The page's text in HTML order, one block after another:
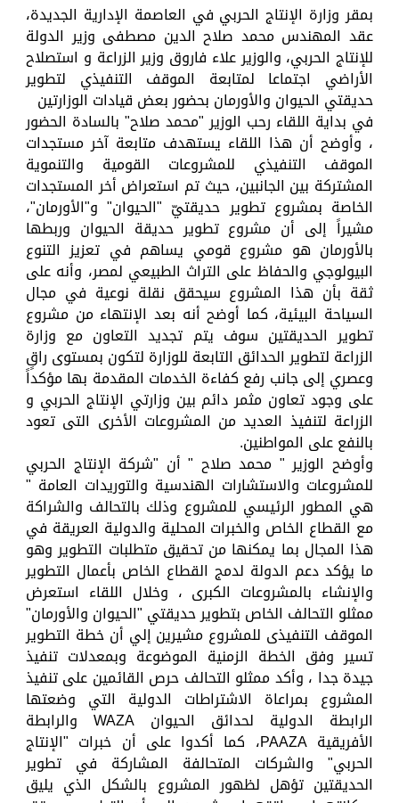
بمقر وزارة الإنتاج الحربي في العاصمة الإدارية الجديدة،
عقد المهندس محمد صلاح الدين مصطفى وزير الدولة
للإنتاج الحربي، والوزير علاء فاروق وزير الزراعة و استصلاح
الأراضي اجتماعا لمتابعة الموقف التنفيذي لتطوير
حديقتي الحيوان والأورمان بحضور بعض قيادات الوزارتين
في بداية اللقاء رحب الوزير "محمد صلاح" بالسادة الحضور
، وأوضح أن هذا اللقاء يستهدف متابعة آخر مستجدات
الموقف التنفيذي للمشروعات القومية والتنموية
المشتركة بين الجانبين، حيث تم استعراض أخر المستجدات
الخاصة بمشروع تطوير حديقتيّ "الحيوان" و"الأورمان"،
مشيراً إلى أن مشروع تطوير حديقة الحيوان وربطها
بالأورمان هو مشروع قومي يساهم في تعزيز التنوع
البيولوجي والحفاظ على التراث الطبيعي لمصر، وأنه على
ثقة بأن هذا المشروع سيحقق نقلة نوعية في مجال
السياحة البيئية، كما أوضح أنه بعد الإنتهاء من مشروع
تطوير الحديقتين سوف يتم تجديد التعاون مع وزارة
الزراعة لتطوير الحدائق التابعة للوزارة لتكون بمستوى راقٍ
وعصري إلى جانب رفع كفاءة الخدمات المقدمة بها مؤكداً
على وجود تعاون مثمر دائم بين وزارتي الإنتاج الحربي و
الزراعة لتنفيذ العديد من المشروعات الأخرى التى تعود
بالنفع على المواطنين.
وأوضح الوزير " محمد صلاح " أن "شركة الإنتاج الحربي
للمشروعات والاستشارات الهندسية والتوريدات العامة "
هي المطور الرئيسي للمشروع وذلك بالتحالف والشراكة
مع القطاع الخاص والخبرات المحلية والدولية العريقة في
هذا المجال بما يمكنها من تحقيق متطلبات التطوير وهو
ما يؤكد دعم الدولة لدمج القطاع الخاص بأعمال التطوير
والإنشاء بالمشروعات الكبرى ، وخلال اللقاء استعرض
ممثلو التحالف الخاص بتطوير حديقتي "الحيوان والأورمان"
الموقف التنفيذى للمشروع مشيرين إلي أن خطة التطوير
تسير وفق الخطة الزمنية الموضوعة وبمعدلات تنفيذ
جيدة جدا ، وأكد ممثلو التحالف حرص القائمين على تنفيذ
المشروع بمراعاة الاشتراطات الدولية التي وضعتها
الرابطة الدولية لحدائق الحيوان WAZA والرابطة
الأفريقية PAAZA، كما أكدوا على أن خبرات "الإنتاج
الحربي" والشركات المتحالفة المشاركة في تطوير
الحديقتين تؤهل لظهور المشروع بالشكل الذي يليق